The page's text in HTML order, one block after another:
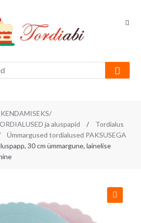
ja aluspapid /
Tordialus
Ümmargused tordialused PAKSUSEGA
30 cm ümmargune, lainelise